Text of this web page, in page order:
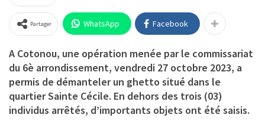
Partager WhatsApp Facebook
A Cotonou, une opération menée par le commissariat
du 6è arrondissement, vendredi 27 octobre 2023, a
permis de démanteler un ghetto situé dans le
quartier Sainte Cécile. En dehors des trois (03)
individus arrêtés, d’importants objets ont été saisis.